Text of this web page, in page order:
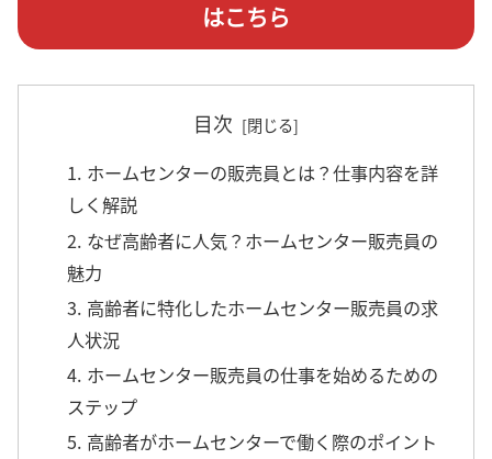
はこちら
目次
1. ホームセンターの販売員とは？仕事内容を詳
しく解説
2. なぜ高齢者に人気？ホームセンター販売員の
魅力
3. 高齢者に特化したホームセンター販売員の求
人状況
4. ホームセンター販売員の仕事を始めるための
ステップ
5. 高齢者がホームセンターで働く際のポイント